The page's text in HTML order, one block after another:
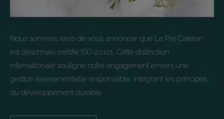
Nous sommes ravis de vous annoncer que Le Pré Catelan
est désormais certifié ISO 20121. Cette distinction
internationale souligne notre engagement envers une
gestion événementielle responsable, intégrant les principes
du développement durable.